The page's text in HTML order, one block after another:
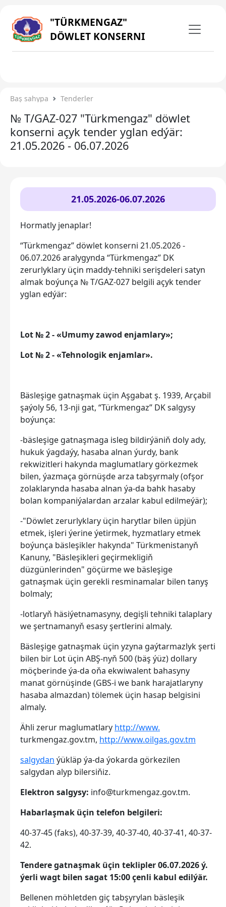
"TÜRKMENGAZ"
DÖWLET KONSERNI
Baş sahypa Tenderler
№ T/GAZ-027 "Türkmengaz" döwlet
konserni açyk tender yglan edýär:
21.05.2026 - 06.07.2026
21.05.2026-06.07.2026
Hormatly jenaplar!
“Türkmengaz” döwlet konserni 21.05.2026 -
06.07.2026 aralygynda “Türkmengaz” DK
zerurlyklary üçin maddy-tehniki serişdeleri satyn
almak boýunça № T/GAZ-027 belgili açyk tender
yglan edýär:
Lot № 2 - «Umumy zawod enjamlary»;
Lot № 2 - «Tehnologik enjamlar».
Bäsleşige gatnaşmak üçin Aşgabat ş. 1939, Arçabil
şaýoly 56, 13-nji gat, “Türkmengaz” DK salgysy
boýunça:
-bäsleşige gatnaşmaga isleg bildirýäniň doly ady,
hukuk ýagdaýy, hasaba alnan ýurdy, bank
rekwizitleri hakynda maglumatlary görkezmek
bilen, ýazmaça görnüşde arza tabşyrmaly (ofşor
zolaklarynda hasaba alnan ýa-da bahk hasaby
bolan kompaniýalardan arzalar kabul edilmeýär);
-"Döwlet zerurlyklary üçin harytlar bilen üpjün
etmek, işleri ýerine ýetirmek, hyzmatlary etmek
boýunça bäsleşikler hakynda" Türkmenistanyň
Kanuny, "Bäsleşikleri geçirmekligiň
düzgünlerinden" göçürme we bäsleşige
gatnaşmak üçin gerekli resminamalar bilen tanyş
bolmaly;
-lotlaryň häsiýetnamasyny, degişli tehniki talaplary
we şertnamanyň esasy şertlerini almaly.
Bäsleşige gatnaşmak üçin yzyna gaýtarmazlyk şerti
bilen bir Lot üçin ABŞ-nyň 500 (bäş ýüz) dollary
möçberinde ýa-da oňa ekwiwalent bahasyny
manat görnüşinde (GBS-i we bank harajatlaryny
hasaba almazdan) tölemek üçin hasap belgisini
almaly.
Ähli zerur maglumatlary http://www.
turkmengaz.gov.tm, http://www.oilgas.gov.tm
salgydan ýükläp ýa-da ýokarda görkezilen
salgydan alyp bilersiňiz.
Elektron salgysy: info@turkmengaz.gov.tm.
Habarlaşmak üçin telefon belgileri:
40-37-45 (faks), 40-37-39, 40-37-40, 40-37-41, 40-37-
42.
Tendere gatnaşmak üçin teklipler 06.07.2026 ý.
ýerli wagt bilen sagat 15:00 çenli kabul edilýär.
Bellenen möhletden giç tabşyrylan bäsleşik